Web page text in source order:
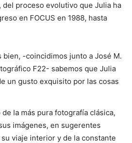
proceso evolutivo que Julia ha
en FOCUS en 1988, hasta
bien, -coincidimos junto a José M.
F22- sabemos que Julia
un gusto exquisito por las cosas
la más pura fotografía clásica,
imágenes, en sugerentes
viaje interior y de la constante